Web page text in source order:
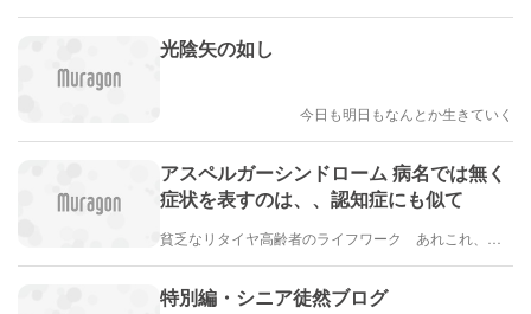
光陰矢の如し
今日も明日もなんとか生きていく
アスペルガーシンドローム 病名では無く
症状を表すのは、、認知症にも似て
特別編・シニア徒然ブログ